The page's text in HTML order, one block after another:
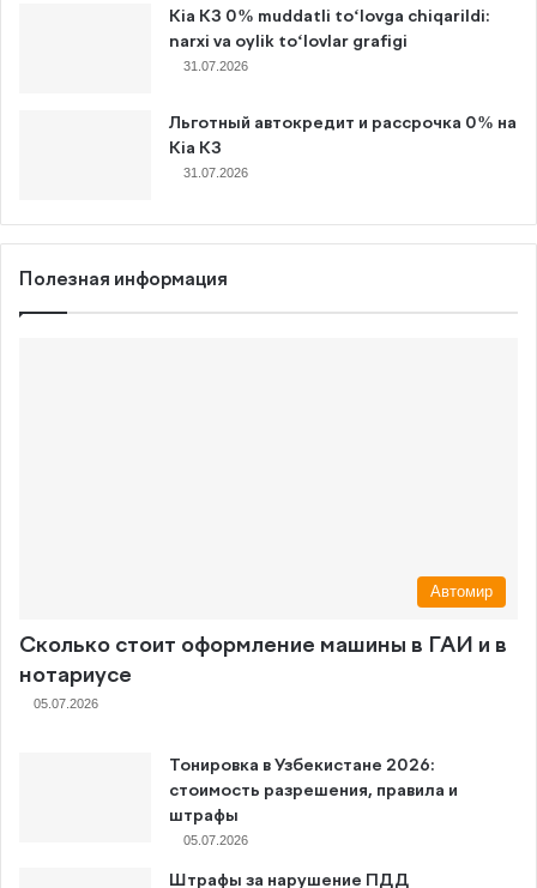
Kia K3 0% muddatli to‘lovga chiqarildi:
narxi va oylik to‘lovlar grafigi
31.07.2026
Льготный автокредит и рассрочка 0% на
Kia K3
31.07.2026
Полезная информация
Автомир
Сколько стоит оформление машины в ГАИ и в
нотариусе
05.07.2026
Тонировка в Узбекистане 2026:
стоимость разрешения, правила и
штрафы
05.07.2026
Штрафы за нарушение ПДД